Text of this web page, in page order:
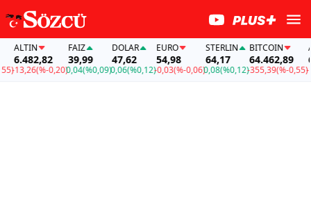
ALTIN
6.482,82
-13,26(%-0,20)
FAİZ
39,99
0,04(%0,09)
DOLAR
47,62
0,06(%0,12)
EURO
54,98
-0,03(%-0,06)
STERLIN
64,17
0,08(%0,12)
BITCOIN
64.462,89
-355,39(%-0,55)-